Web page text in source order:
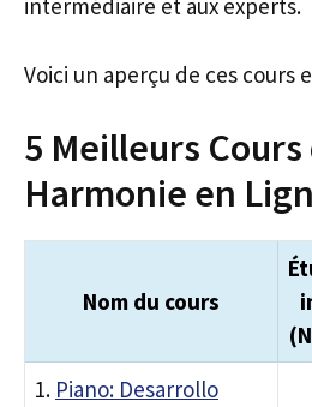
intermédiaire et aux experts.
Voici un aperçu de ces cours
5 Meilleurs Cours
Harmonie en
Nom du cours
1. Piano: Desarrollo